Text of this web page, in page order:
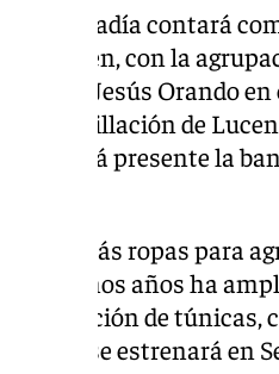
la cofradía contará
Jerusalén, con la
con Jesús Orando
la Humillación de
estará presente la
más ropas para
los últimos años ha
ampliación de túnicas,
y se estrenará en